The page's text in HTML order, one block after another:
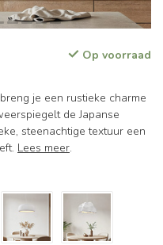
Op voorraad
je een rustieke charme
de Japanse
steenachtige textuur een
Lees meer.